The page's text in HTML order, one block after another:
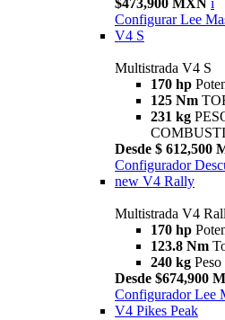
$473,900 MXN i
Configurar Lee
V4 S
Multistrada V4 S
170 hp
125 Nm
231 kg
Desde $ 612,500
Configurador
new V4 Rally
Multistrada V4
170 hp
123.8 Nm
240 kg
Desde $674,900
Configurador Lee
V4 Pikes Peak